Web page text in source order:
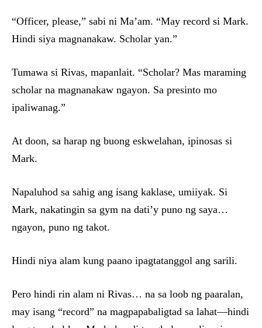
“Officer, please,” sabi ni Ma’am. “May record si Mark.
Hindi siya magnanakaw. Scholar yan.”
Tumawa si Rivas, mapanlait. “Scholar? Mas maraming
scholar na magnanakaw ngayon. Sa presinto mo
ipaliwanag.”
At doon, sa harap ng buong eskwelahan, ipinosas si
Mark.
Napaluhod sa sahig ang isang kaklase, umiiyak. Si
Mark, nakatingin sa gym na dati’y puno ng saya…
ngayon, puno ng takot.
Hindi niya alam kung paano ipagtatanggol ang sarili.
Pero hindi rin alam ni Rivas… na sa loob ng paaralan,
may isang “record” na magpapabaligtad sa lahat—hindi